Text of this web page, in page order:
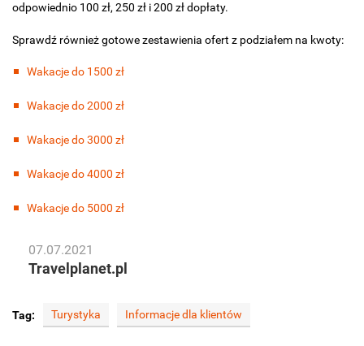
odpowiednio 100 zł, 250 zł i 200 zł dopłaty.
Sprawdź również gotowe zestawienia ofert z podziałem na kwoty:
Wakacje do 1500 zł
Wakacje do 2000 zł
Wakacje do 3000 zł
Wakacje do 4000 zł
Wakacje do 5000 zł
07.07.2021
Travelplanet.pl
Tag: Turystyka Informacje dla klientów